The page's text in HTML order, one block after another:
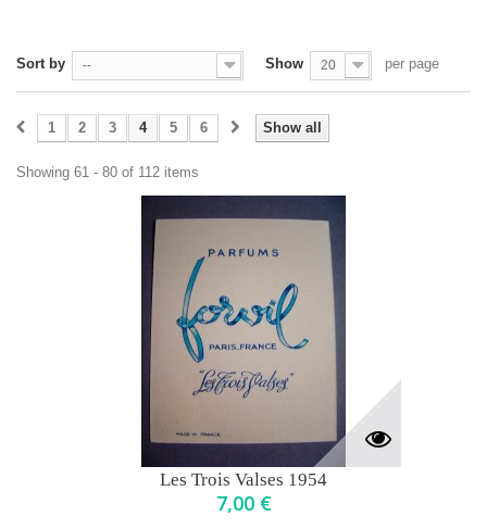
Sort by -- Show 20 per page
Show all
1 2 3 4 5 6
Showing 61 - 80 of 112 items
Les Trois Valses 1954
7,00 €